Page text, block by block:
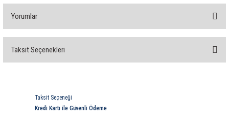
Yorumlar
Taksit Seçenekleri
Taksit Seçeneği
Kredi Kartı ile Güvenli Ödeme